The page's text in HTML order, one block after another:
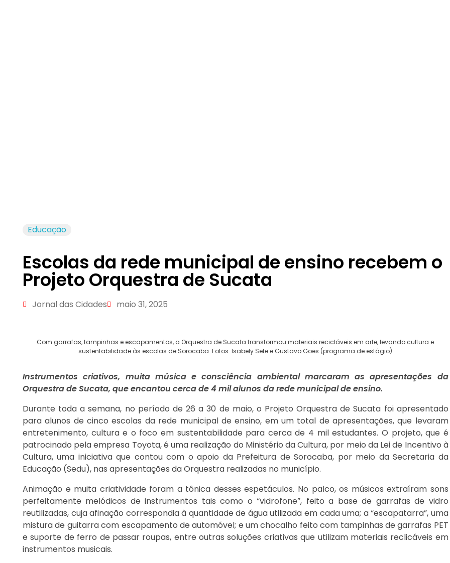
Educação
Escolas da rede municipal de ensino recebem o
Projeto Orquestra de Sucata
Jornal das Cidades maio 31, 2025
Com garrafas, tampinhas e escapamentos, a Orquestra de Sucata transformou materiais recicláveis em arte, levando cultura e
sustentabilidade às escolas de Sorocaba. Fotos: Isabely Sete e Gustavo Goes (programa de estágio)
Instrumentos criativos, muita música e consciência ambiental marcaram as apresentações da
Orquestra de Sucata, que encantou cerca de 4 mil alunos da rede municipal de ensino.
Durante toda a semana, no período de 26 a 30 de maio, o Projeto Orquestra de Sucata foi apresentado
para alunos de cinco escolas da rede municipal de ensino, em um total de apresentações, que levaram
entretenimento, cultura e o foco em sustentabilidade para cerca de 4 mil estudantes. O projeto, que é
patrocinado pela empresa Toyota, é uma realização do Ministério da Cultura, por meio da Lei de Incentivo à
Cultura, uma iniciativa que contou com o apoio da Prefeitura de Sorocaba, por meio da Secretaria da
Educação (Sedu), nas apresentações da Orquestra realizadas no município.
Animação e muita criatividade foram a tônica desses espetáculos. No palco, os músicos extraíram sons
perfeitamente melódicos de instrumentos tais como o “vidrofone”, feito a base de garrafas de vidro
reutilizadas, cuja afinação correspondia à quantidade de água utilizada em cada uma; a “escapatarra”, uma
mistura de guitarra com escapamento de automóvel; e um chocalho feito com tampinhas de garrafas PET
e suporte de ferro de passar roupas, entre outras soluções criativas que utilizam materiais reclicáveis em
instrumentos musicais.